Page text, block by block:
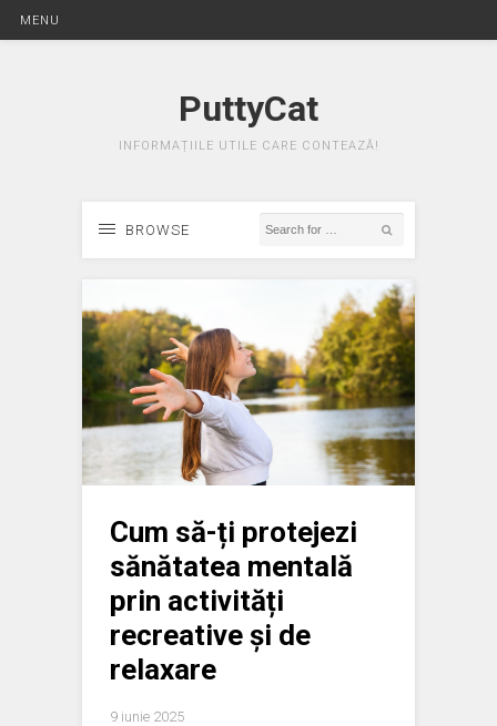
MENU
PuttyCat
INFORMAȚIILE UTILE CARE CONTEAZĂ!
BROWSE
Cum să-ți protejezi
sănătatea mentală
prin activități
recreative și de
relaxare
9 iunie 2025